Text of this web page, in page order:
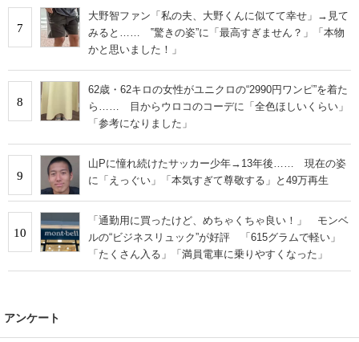
7
大野智ファン「私の夫、大野くんに似てて幸せ」→見て
みると…… ‟驚きの姿”に「最高すぎません？」「本物
かと思いました！」
8
62歳・62キロの女性がユニクロの“2990円ワンピ”を着た
ら…… 目からウロコのコーデに「全色ほしいくらい」
「参考になりました」
9
山Pに憧れ続けたサッカー少年→13年後…… 現在の姿
に「えっぐい」「本気すぎて尊敬する」と49万再生
10
「通勤用に買ったけど、めちゃくちゃ良い！」 モンベ
ルの“ビジネスリュック”が好評 「615グラムで軽い」
「たくさん入る」「満員電車に乗りやすくなった」
アンケート